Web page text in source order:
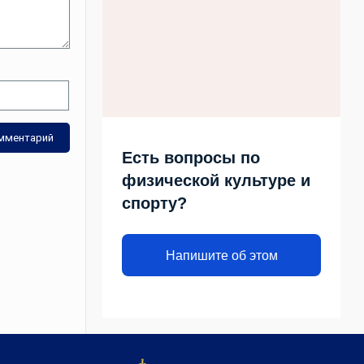
Есть вопросы по
физической культуре и
спорту?
Напишите об этом